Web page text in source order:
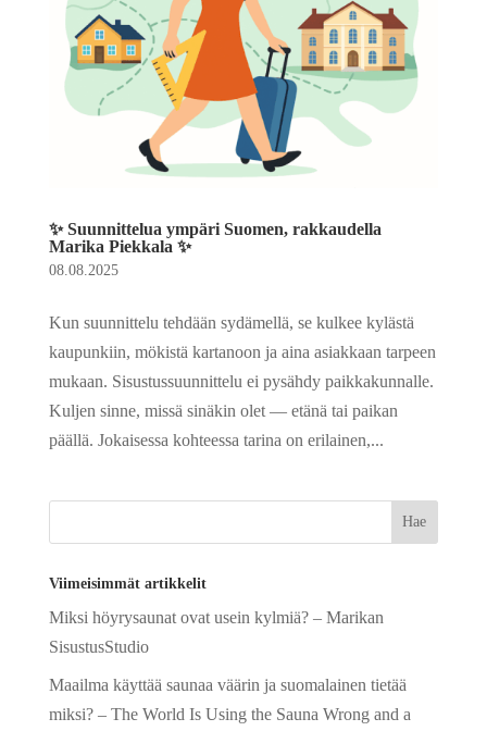
✨ Suunnittelua ympäri Suomen, rakkaudella
Marika Piekkala ✨
08.08.2025
Kun suunnittelu tehdään sydämellä, se kulkee kylästä
kaupunkiin, mökistä kartanoon ja aina asiakkaan tarpeen
mukaan. Sisustussuunnittelu ei pysähdy paikkakunnalle.
Kuljen sinne, missä sinäkin olet — etänä tai paikan
päällä. Jokaisessa kohteessa tarina on erilainen,...
Viimeisimmät artikkelit
Miksi höyrysaunat ovat usein kylmiä? – Marikan
SisustusStudio
Maailma käyttää saunaa väärin ja suomalainen tietää
miksi? – The World Is Using the Sauna Wrong and a